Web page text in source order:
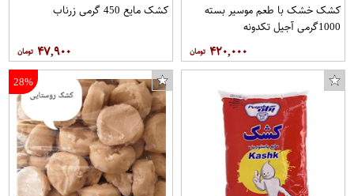
کشک خشک با طعم موسیر بسته
1000گرمی آجیل تکدونه
۴۲۰,۰۰۰
کشک مایع 450 گرمی زرناب
۴۷,۹۰۰
28%